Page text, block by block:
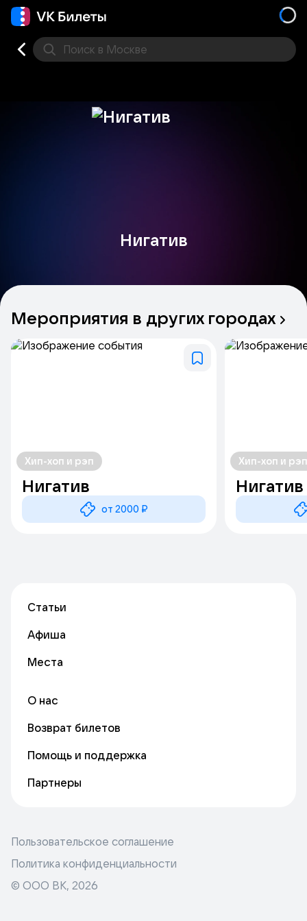
Поиск в Москве
Нигатив
Мероприятия в других городах
Хип-хоп и рэп
Нигатив
от 2000 ₽
Хип-хоп и рэп
Нигатив
Статьи
Афиша
Места
О нас
Возврат билетов
Помощь и поддержка
Партнеры
Пользовательское соглашение
Политика конфиденциальности
© ООО ВК, 2026